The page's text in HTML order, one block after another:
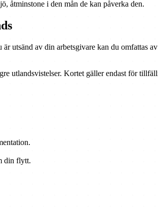
åtminstone i den mån de kan påverka den.
utsänd av din arbetsgivare kan du omfattas
utlandsvistelser. Kortet gäller endast för
din flytt.